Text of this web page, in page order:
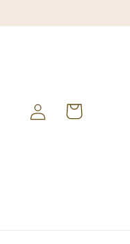
ConnexionPanier